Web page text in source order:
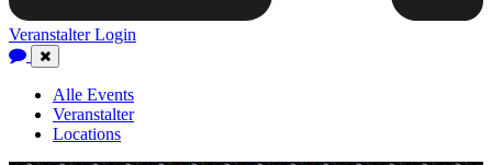
Veranstalter Login
Close
Navigation
Alle Events
Veranstalter
Locations